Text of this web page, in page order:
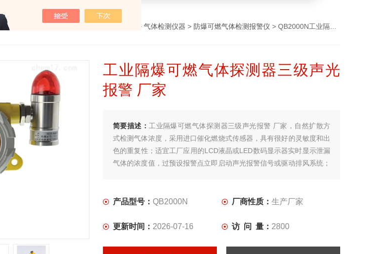
> 气体检测仪器 > 防爆可燃气体检测报警仪 > QB2000N工业隔爆可燃气体探测器三级声光报警 厂家
工业隔爆可燃气体探测器三级声光
报警 厂家
简要描述： 工业隔爆可燃气体探测器三级声光报警 厂家，自然扩散方
式检测气体浓度，采用进口催化燃烧式传感器，具有很好的灵敏度和出
色的重复性；适宜工厂应用的LCD液晶或LED数码显示器实时显示泄漏
气体的浓度值，过预设报警点立即启动声光报警信号或驱动排风系统；
产品型号： QB2000N 厂商性质： 生产厂家
更新时间： 2026-07-16 访 问 量： 2800